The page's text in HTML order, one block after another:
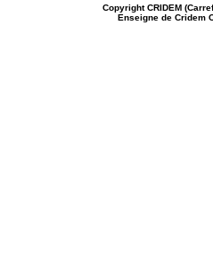
CopyrightCRIDEM
Enseigne de Cridem